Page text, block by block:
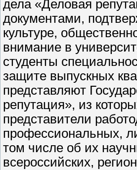
дела «Деловая
документами,
культуре,
внимание в
студенты
защите выпускных
представляют
репутация», из
представители
профессиональных,
том числе об их
всероссийских,